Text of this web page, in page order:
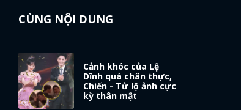
CÙNG NỘI DUNG
Cảnh khóc của Lệ
Dĩnh quá chân thực,
Chiến - Tử lộ ảnh cực
kỳ thân mật